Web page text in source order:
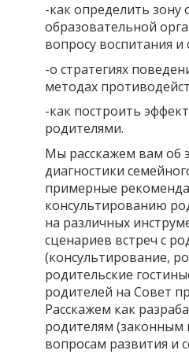
-как определить зону
образовательной
вопросу воспитания
-о стратегиях
методах
-как построить
родителями.
Мы расскажем вам об
диагностики
примерные
консультированию
на различных
сценариев встреч с
(консультирование,
родительские
родителей на Совет
Расскажем как
родителям (законным
вопросам развития и